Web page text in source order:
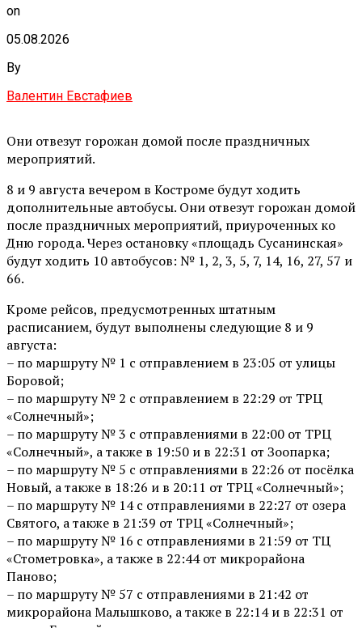
on
05.08.2026
By
Валентин Евстафиев
Они отвезут горожан домой после праздничных
мероприятий.
8 и 9 августа вечером в Костроме будут ходить
дополнительные автобусы. Они отвезут горожан домой
после праздничных мероприятий, приуроченных ко
Дню города. Через остановку «площадь Сусанинская»
будут ходить 10 автобусов: № 1, 2, 3, 5, 7, 14, 16, 27, 57 и
66.
Кроме рейсов, предусмотренных штатным
расписанием, будут выполнены следующие 8 и 9
августа:
– по маршруту № 1 с отправлением в 23:05 от улицы
Боровой;
– по маршруту № 2 с отправлением в 22:29 от ТРЦ
«Солнечный»;
– по маршруту № 3 с отправлениями в 22:00 от ТРЦ
«Солнечный», а также в 19:50 и в 22:31 от Зоопарка;
– по маршруту № 5 с отправлениями в 22:26 от посёлка
Новый, а также в 18:26 и в 20:11 от ТРЦ «Солнечный»;
– по маршруту № 14 с отправлениями в 22:27 от озера
Святого, а также в 21:39 от ТРЦ «Солнечный»;
– по маршруту № 16 с отправлениями в 21:59 от ТЦ
«Стометровка», а также в 22:44 от микрорайона
Паново;
– по маршруту № 57 с отправлениями в 21:42 от
микрорайона Малышково, а также в 22:14 и в 22:31 от